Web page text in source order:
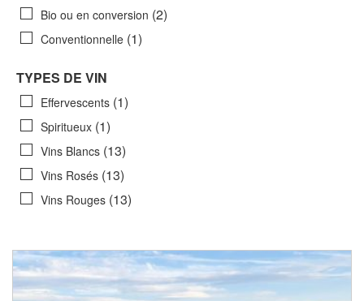
Bio ou en conversion (2)
Conventionnelle (1)
TYPES DE VIN
Effervescents (1)
Spiritueux (1)
Vins Blancs (13)
Vins Rosés (13)
Vins Rouges (13)